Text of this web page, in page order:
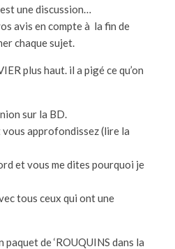
une discussion…
avis en compte à la fin de
chaque sujet.
plus haut. il a pigé ce qu’on
sur la BD.
vous approfondissez (lire la
et vous me dites pourquoi je
tous ceux qui ont une
paquet de ‘ROUQUINS dans la